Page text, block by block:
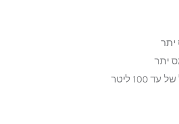
יתר
ליטר